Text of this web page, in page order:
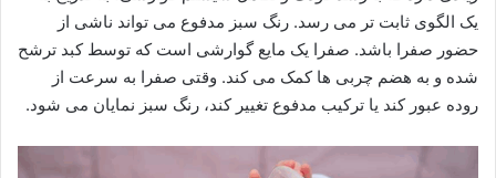
یک الگوی ثابت تر می رسد. رنگ سبز مدفوع می تواند ناشی از
حضور صفرا باشد. صفرا یک مایع گوارشی است که توسط کبد ترشح
شده و به هضم چربی ها کمک می کند. وقتی صفرا به سرعت از
روده عبور کند یا ترکیب مدفوع تغییر کند، رنگ سبز نمایان می شود.